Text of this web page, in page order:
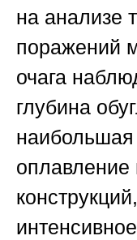
на анализе
поражений
очага
глубина
оплавление